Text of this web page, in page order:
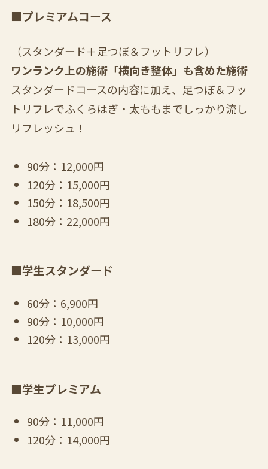
■プレミアムコース
（スタンダード＋足つぼ＆フットリフレ）
ワンランク上の施術「横向き整体」も含めた施術
スタンダードコースの内容に加え、足つぼ＆フッ
トリフレでふくらはぎ・太ももまでしっかり流し
リフレッシュ！
90分：12,000円
120分：15,000円
150分：18,500円
180分：22,000円
■学生スタンダード
60分：6,900円
90分：10,000円
120分：13,000円
■学生プレミアム
90分：11,000円
120分：14,000円